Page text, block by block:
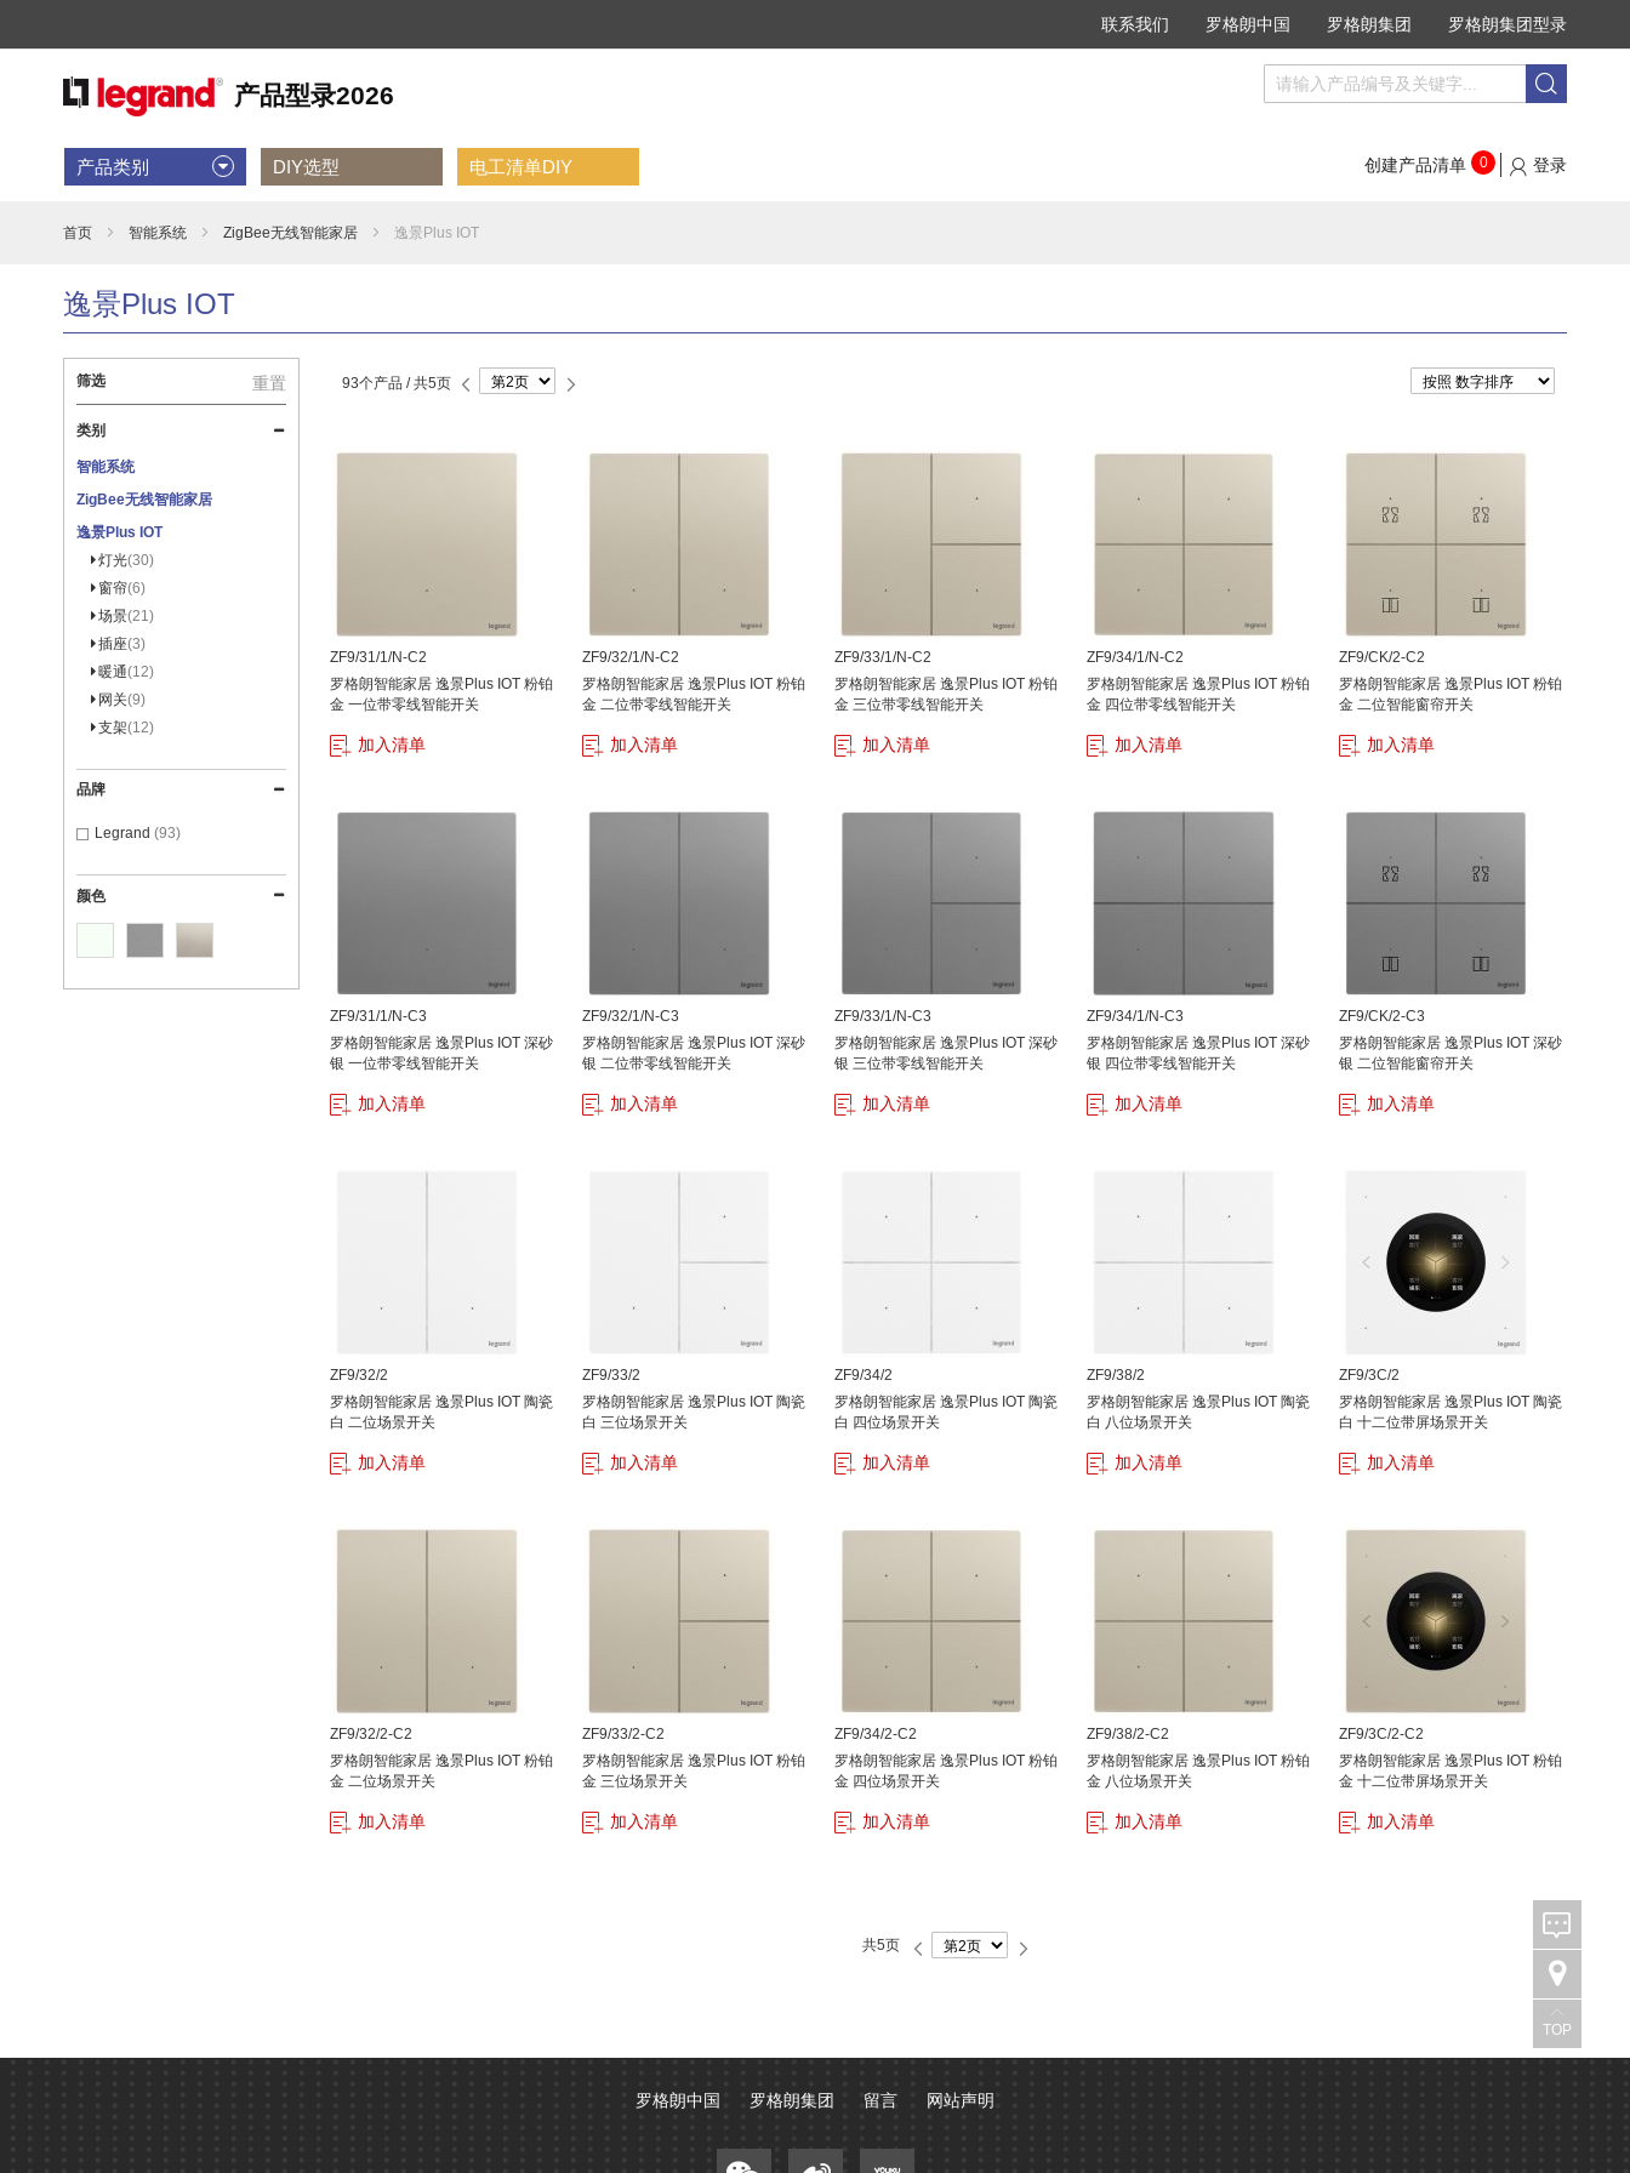
联系我们 罗格朗中国 罗格朗集团 罗格朗集团型录
搜
创建产品清单
0 登录
产品类别 DIY选型 电工清单DIY
首页 智能系统 ZigBee无线智能家居 逸景Plus IOT
逸景Plus IOT
93个产品 /共5页
第
页
ZF9/31/1/N-C2
罗格朗智能家居 逸景Plus IOT 粉铂
金 一位带零线智能开关
加入清单
ZF9/32/1/N-C2
罗格朗智能家居 逸景Plus IOT 粉铂
金 二位带零线智能开关
加入清单
ZF9/33/1/N-C2
罗格朗智能家居 逸景Plus IOT 粉铂
金 三位带零线智能开关
加入清单
ZF9/34/1/N-C2
罗格朗智能家居 逸景Plus IOT 粉铂
金 四位带零线智能开关
加入清单
ZF9/CK/2-C2
罗格朗智能家居 逸景Plus IOT 粉铂
金 二位智能窗帘开关
加入清单
ZF9/31/1/N-C3
罗格朗智能家居 逸景Plus IOT 深砂
银 一位带零线智能开关
加入清单
ZF9/32/1/N-C3
罗格朗智能家居 逸景Plus IOT 深砂
银 二位带零线智能开关
加入清单
ZF9/33/1/N-C3
罗格朗智能家居 逸景Plus IOT 深砂
银 三位带零线智能开关
加入清单
ZF9/34/1/N-C3
罗格朗智能家居 逸景Plus IOT 深砂
银 四位带零线智能开关
加入清单
ZF9/CK/2-C3
罗格朗智能家居 逸景Plus IOT 深砂
银 二位智能窗帘开关
加入清单
ZF9/32/2
罗格朗智能家居 逸景Plus IOT 陶瓷
白 二位场景开关
加入清单
ZF9/33/2
罗格朗智能家居 逸景Plus IOT 陶瓷
白 三位场景开关
加入清单
ZF9/34/2
罗格朗智能家居 逸景Plus IOT 陶瓷
白 四位场景开关
加入清单
ZF9/38/2
罗格朗智能家居 逸景Plus IOT 陶瓷
白 八位场景开关
加入清单
ZF9/3C/2
罗格朗智能家居 逸景Plus IOT 陶瓷
白 十二位带屏场景开关
加入清单
ZF9/32/2-C2
罗格朗智能家居 逸景Plus IOT 粉铂
金 二位场景开关
加入清单
ZF9/33/2-C2
罗格朗智能家居 逸景Plus IOT 粉铂
金 三位场景开关
加入清单
ZF9/34/2-C2
罗格朗智能家居 逸景Plus IOT 粉铂
金 四位场景开关
加入清单
ZF9/38/2-C2
罗格朗智能家居 逸景Plus IOT 粉铂
金 八位场景开关
加入清单
ZF9/3C/2-C2
罗格朗智能家居 逸景Plus IOT 粉铂
金 十二位带屏场景开关
加入清单
共5页
第
页
筛选 重置
类别
智能系统
ZigBee无线智能家居
逸景Plus IOT
灯光 30
窗帘 6
场景 21
插座 3
暖通 12
网关 9
支架 12
品牌
Legrand 93
颜色
罗格朗中国 罗格朗集团 留言 网站声明
TOP